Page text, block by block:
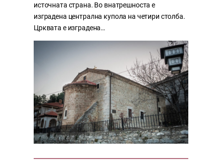
источната страна. Во внатрешноста е
изградена централна купола на четири столба.
Црквата е изградена…